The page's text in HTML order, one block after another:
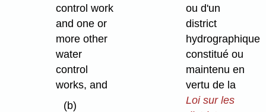
control work
and one or
more other
water
control
works, and
(b)
ou d'un
district
hydrographique
constitué ou
maintenu en
vertu de la
Loi sur les